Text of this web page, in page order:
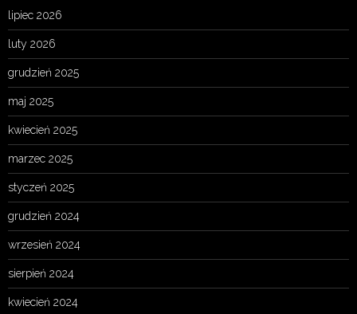
lipiec 2026
luty 2026
grudzień 2025
maj 2025
kwiecień 2025
marzec 2025
styczeń 2025
grudzień 2024
wrzesień 2024
sierpień 2024
kwiecień 2024